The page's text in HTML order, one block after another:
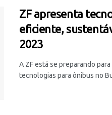
ZF apresenta
eficiente,
2023
A ZF está se preparando
tecnologias para ônibus no